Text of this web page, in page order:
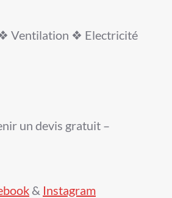
Ventilation ❖ Electricité
un devis gratuit –
& Instagram